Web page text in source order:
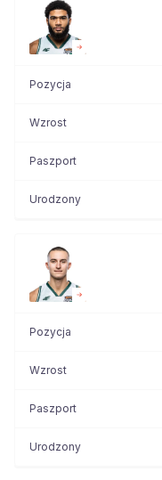
Pozycja
Wzrost
Paszport
Urodzony
Pozycja
Wzrost
Paszport
Urodzony